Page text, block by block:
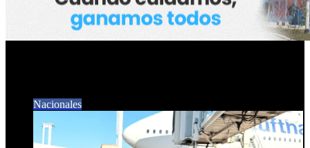
Nacionales